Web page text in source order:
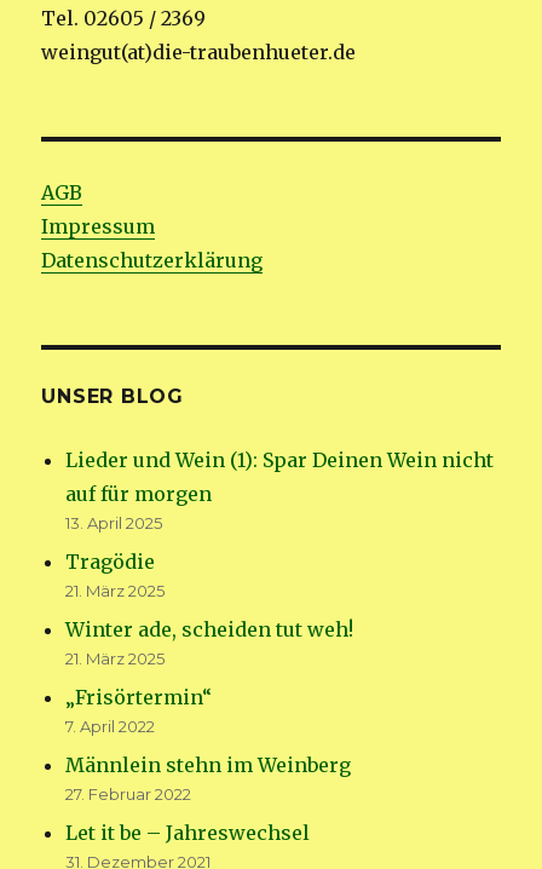
Tel. 02605 / 2369
weingut(at)die-traubenhueter.de
AGB
Impressum
Datenschutzerklärung
UNSER BLOG
Lieder und Wein (1): Spar Deinen Wein nicht
auf für morgen
13. April 2025
Tragödie
21. März 2025
Winter ade, scheiden tut weh!
21. März 2025
„Frisörtermin“
7. April 2022
Männlein stehn im Weinberg
27. Februar 2022
Let it be – Jahreswechsel
31. Dezember 2021